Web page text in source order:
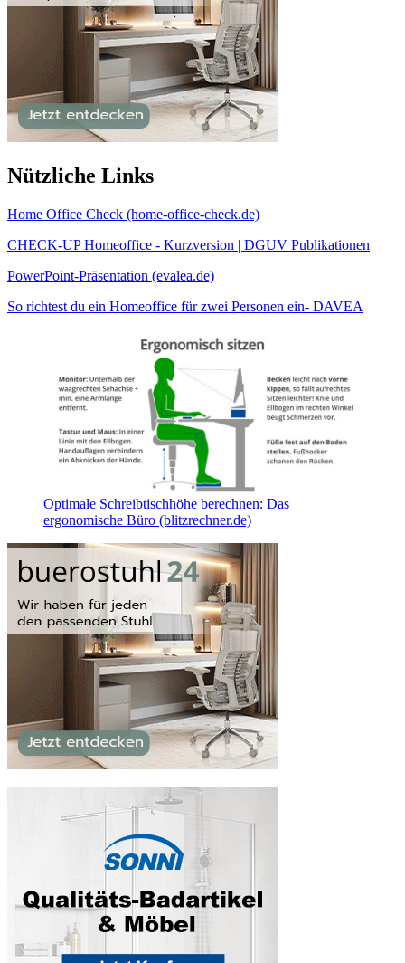
Nützliche Links
Home Office Check (home-office-check.de)
CHECK-UP Homeoffice - Kurzversion | DGUV Publikationen
PowerPoint-Präsentation (evalea.de)
So richtest du ein Homeoffice für zwei Personen ein- DAVEA
Optimale Schreibtischhöhe berechnen: Das
ergonomische Büro (blitzrechner.de)